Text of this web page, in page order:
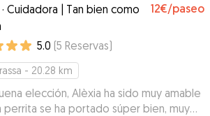
· Cuidadora | Tan bien como
12€/paseo
5.0 (5 Reservas)
- 20.28 km
elección, Alèxia ha sido muy amable
perrita se ha portado súper bien, muy